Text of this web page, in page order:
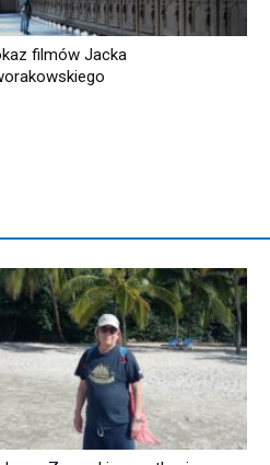
filmów Jacka